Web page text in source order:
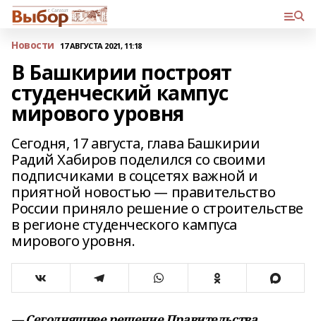
Новости 17 АВГУСТА 2021, 11:18
В Башкирии построят
студенческий кампус
мирового уровня
Сегодня, 17 августа, глава Башкирии
Радий Хабиров поделился со своими
подписчиками в соцсетях важной и
приятной новостью — правительство
России приняло решение о строительстве
в регионе студенческого кампуса
мирового уровня.